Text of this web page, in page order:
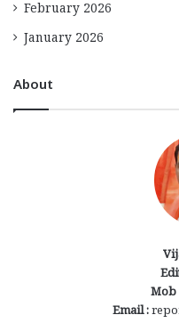
February 2026
January 2026
About
Mob
Email :